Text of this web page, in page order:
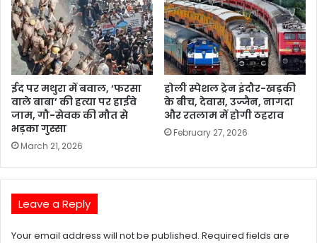
ईद पर मथुरा में बवाल, ‘फरसा
वाले बाबा’ की हत्या पर हाईवे
जाम, गौ-सेवक की मौत से
भड़का गुस्सा
March 21, 2026
होली स्पेशल ट्रेन इंदौर-खड़की
के बीच, देवास, उज्जैन, नागदा
और रतलाम में होगी ठहराव
February 27, 2026
Leave a Reply
Your email address will not be published. Required fields are